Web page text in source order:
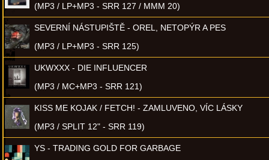
(MP3 / LP+MP3 - SRR 127 / MMM 20)
SEVERNÍ NÁSTUPIŠTĚ - OREL, NETOPÝR A PES
(MP3 / LP+MP3 - SRR 125)
UKWXXX - DIE INFLUENCER
(MP3 / MC+MP3 - SRR 121)
KISS ME KOJAK / FETCH! - ZAMLUVENO, VÍC LÁSKY
(MP3 / SPLIT 12" - SRR 119)
YS - TRADING GOLD FOR GARBAGE